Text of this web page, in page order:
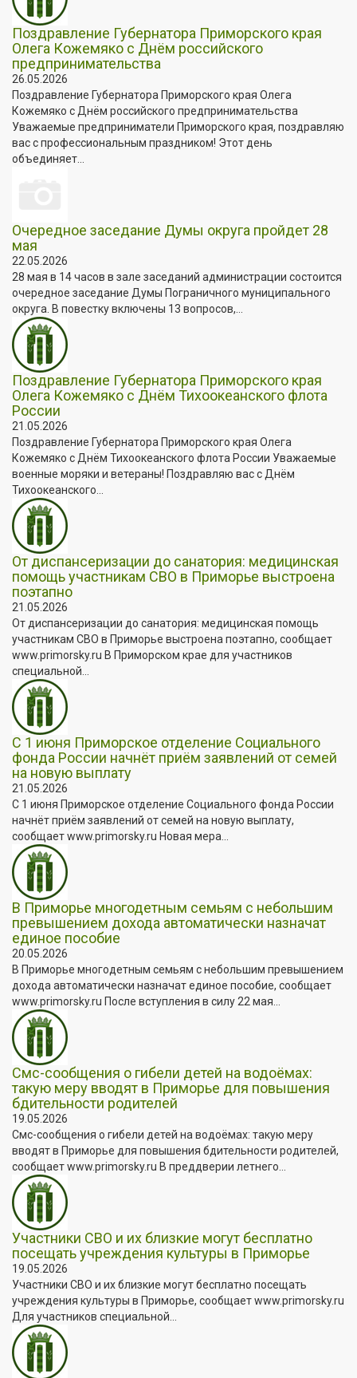
Поздравление Губернатора Приморского края
Олега Кожемяко с Днём российского
предпринимательства
26.05.2026
Поздравление Губернатора Приморского края Олега
Кожемяко с Днём российского предпринимательства
Уважаемые предприниматели Приморского края, поздравляю
вас с профессиональным праздником! Этот день
объединяет...
Очередное заседание Думы округа пройдет 28
мая
22.05.2026
28 мая в 14 часов в зале заседаний администрации состоится
очередное заседание Думы Пограничного муниципального
округа. В повестку включены 13 вопросов,...
Поздравление Губернатора Приморского края
Олега Кожемяко с Днём Тихоокеанского флота
России
21.05.2026
Поздравление Губернатора Приморского края Олега
Кожемяко с Днём Тихоокеанского флота России Уважаемые
военные моряки и ветераны! Поздравляю вас с Днём
Тихоокеанского...
От диспансеризации до санатория: медицинская
помощь участникам СВО в Приморье выстроена
поэтапно
21.05.2026
От диспансеризации до санатория: медицинская помощь
участникам СВО в Приморье выстроена поэтапно, сообщает
www.primorsky.ru В Приморском крае для участников
специальной...
С 1 июня Приморское отделение Социального
фонда России начнёт приём заявлений от семей
на новую выплату
21.05.2026
С 1 июня Приморское отделение Социального фонда России
начнёт приём заявлений от семей на новую выплату,
сообщает www.primorsky.ru Новая мера...
В Приморье многодетным семьям с небольшим
превышением дохода автоматически назначат
единое пособие
20.05.2026
В Приморье многодетным семьям с небольшим превышением
дохода автоматически назначат единое пособие, сообщает
www.primorsky.ru После вступления в силу 22 мая...
Смс-сообщения о гибели детей на водоёмах:
такую меру вводят в Приморье для повышения
бдительности родителей
19.05.2026
Смс-сообщения о гибели детей на водоёмах: такую меру
вводят в Приморье для повышения бдительности родителей,
сообщает www.primorsky.ru В преддверии летнего...
Участники СВО и их близкие могут бесплатно
посещать учреждения культуры в Приморье
19.05.2026
Участники СВО и их близкие могут бесплатно посещать
учреждения культуры в Приморье, сообщает www.primorsky.ru
Для участников специальной...